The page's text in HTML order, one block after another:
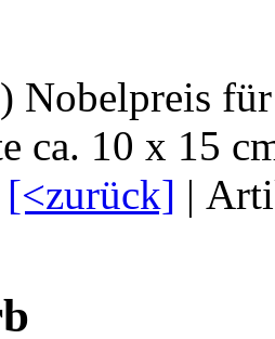
Nobelpreis
ca. 10 x 15
[<zurück] |